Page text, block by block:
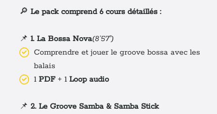
🔎 Le pack comprend 6 cours détaillés :
📌 1. La Bossa Nova(8’57")
Comprendre et jouer le groove bossa avec les
balais
1 PDF+ 1 Loop audio
📌 2. Le Groove Samba & Samba Stick